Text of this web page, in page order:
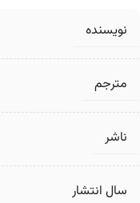
نویسنده
مترجم
ناشر
سال انتشار